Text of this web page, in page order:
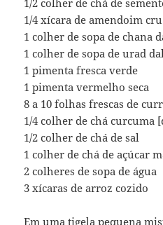
1/2 colher de chá de
1/4 xícara de amendoim cru
1 colher de sopa de chana
1 colher de sopa de urad
1 pimenta fresca verde
1 pimenta vermelho seca
8 a 10 folhas frescas de
1/4 colher de chá curcuma
1/2 colher de chá de sal
1 colher de chá de açúcar
2 colheres de sopa de água
3 xícaras de arroz cozido
Em uma tigela pequena